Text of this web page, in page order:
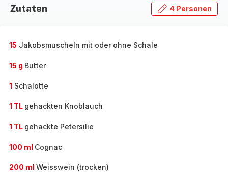
Zutaten 4 Personen
15 Jakobsmuscheln mit oder ohne Schale
15 g Butter
1 Schalotte
1 TL gehackten Knoblauch
1 TL gehackte Petersilie
100 ml Cognac
200 ml Weisswein (trocken)